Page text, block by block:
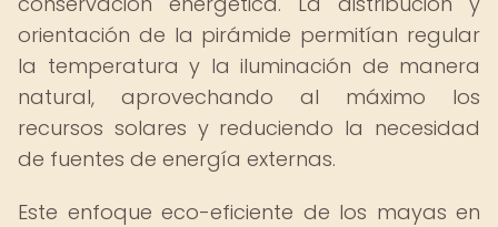
orientación de la pirámide permitían regular
la temperatura y la iluminación de manera
natural, aprovechando al máximo los
recursos solares y reduciendo la necesidad
de fuentes de energía externas.
Este enfoque eco-eficiente de los mayas en